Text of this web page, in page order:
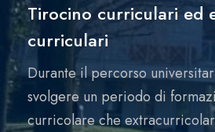
Tirocino curriculari ed
curriculari
Durante il percorso
svolgere un periodo di
curricolare che